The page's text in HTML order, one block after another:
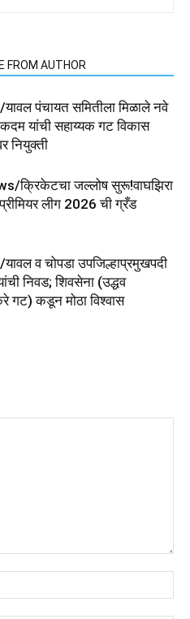
FROM AUTHOR
पंचायत समितीला मिळाले नवे
यांची सहाय्यक गट विकास
नियुक्ती
क्रिकेटचा जल्लोष सुरू!वाघझिरा
लीग 2026 ची ग्रँड
व चोपडा उपजिल्हाप्रमुखपदी
निवड; शिवसेना (उद्धव
गट) कडून मोठा विश्वास